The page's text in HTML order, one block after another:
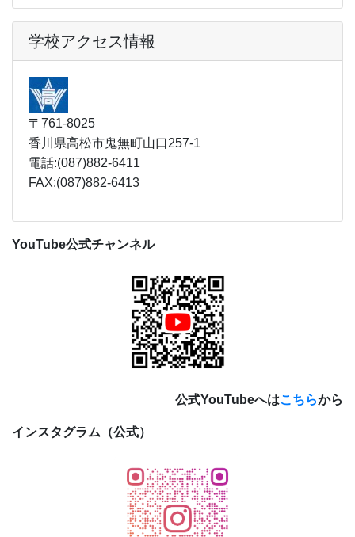
学校アクセス情報
〒761-8025
香川県高松市鬼無町山口257-1
電話:(087)882-6411
FAX:(087)882-6413
YouTube公式チャンネル
公式YouTubeへはこちらから
インスタグラム（公式）